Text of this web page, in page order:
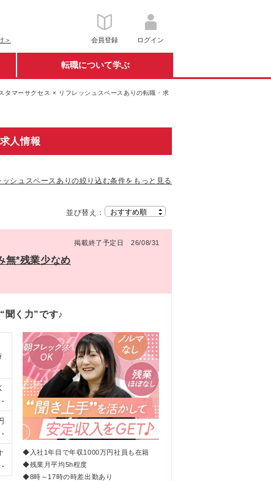
＞ 会員登録 ログイン
転職について学ぶ
タマーサクセス × リフレッシュスペースありの転職・求
人情報
ッシュスペースありの絞り込む条件をもっと見る
並び替え：
掲載終了予定日 26/08/31
無*残業少なめ
く力”です♪
◆入社1年目で年収1000万円社員も在籍
◆残業月平均5h程度
◆8時～17時の時差出勤あり